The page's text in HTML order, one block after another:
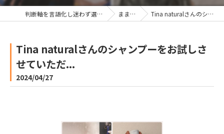
判断軸を言語化し迷わず選べる状態をつくる「株式会社ビジトレ」 まま利楽ブログ Tina naturalさんのシャンプーをお試しさせていただ...
Tina naturalさんのシャンプーをお試しさ
せていただ...
2024/04/27